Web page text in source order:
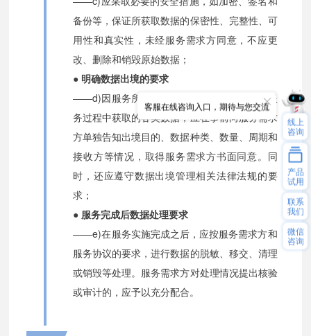
备份等，保证所获取数据的保密性、完整性、可
用性和真实性，未经服务需求方同意，不应更
改、删除和销毁原始数据；
● 明确数据出境的要求
——d)因服务所需向境外提供和传输网络安全服
务过程中获取的各类数据，应在事前向服务需求
方单独告知出境目的、数据种类、数量、周期和
接收方等情况，取得服务需求方书面同意。同
时，还应遵守数据出境管理相关法律法规的要
求；
● 服务完成后数据处理要求
——e)在服务实施完成之后，应按服务需求方和
服务协议的要求，进行数据的脱敏、移交、清理
或销毁等处理。服务需求方对处理情况提出核验
或审计的，应予以充分配合。
客服在线咨询入口，期待与您交流
线上
咨询
产品
试用
联系
我们
微信
咨询